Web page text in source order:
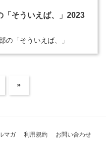
「そういえば、」2023
の「そういえば、」
»
マガ 利用規約 お問い合わせ